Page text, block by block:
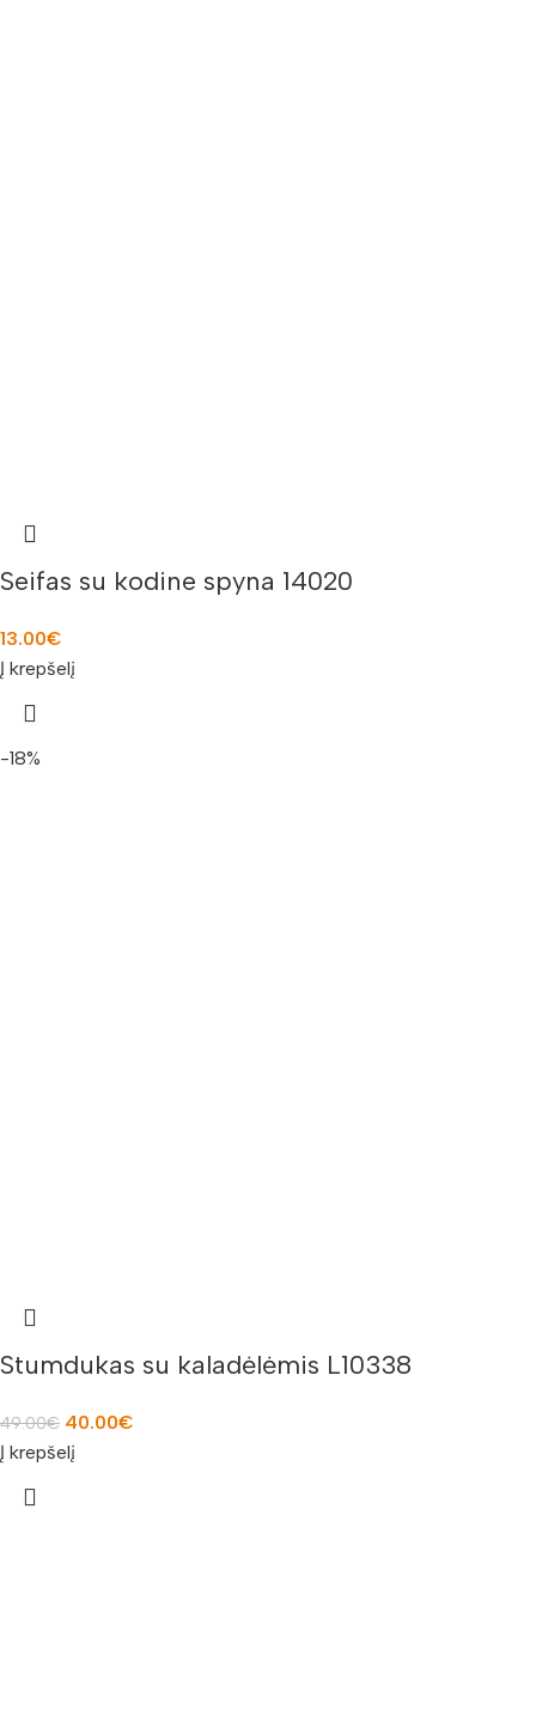
Seifas su kodine spyna 14020
13.00€
Į krepšelį
-18%
Stumdukas su kaladėlėmis L10338
49.00€ 40.00€
Į krepšelį